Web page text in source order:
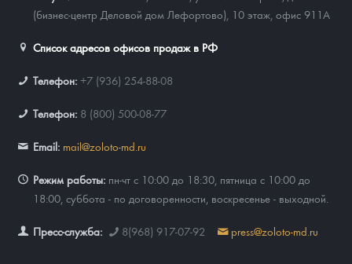
(бизнес-центр Деловой дом Лефортово), 10 этаж, офис 911А
Список адресов офисов продаж в РФ
Телефон: +7 (936) 254-88-08
Телефон: 8 (800) 500-08-77
Email: mail@zoloto-md.ru
Режим работы: пн-чт с 10:00 до 18:30, пятница с 10:00 до
18:00, суббота - по договоренности, воскресенье - выходной.
Пресс-служба: 8(968) 917-07-92 press@zoloto-md.ru